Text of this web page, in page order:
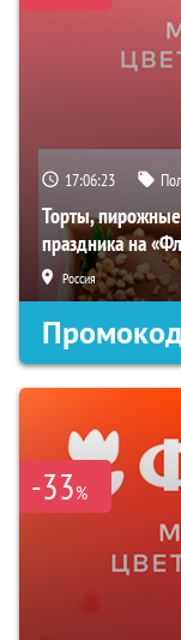
17:06:22
Торты,
праздника на
Россия
-33%